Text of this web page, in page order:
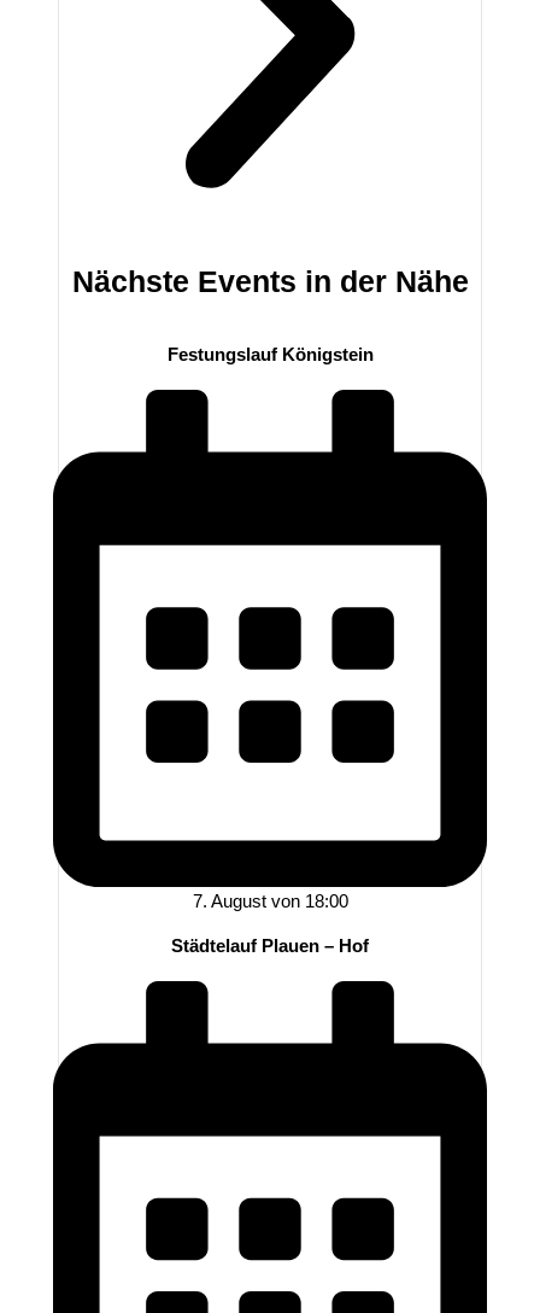
Nächste Events in der Nähe
Festungslauf Königstein
7. August von 18:00
Städtelauf Plauen – Hof